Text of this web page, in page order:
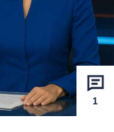
1